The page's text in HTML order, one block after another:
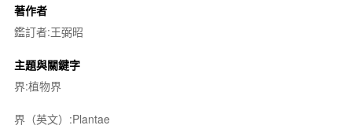
著作者
鑑訂者:王弼昭
主題與關鍵字
界:植物界
界（英文）:Plantae